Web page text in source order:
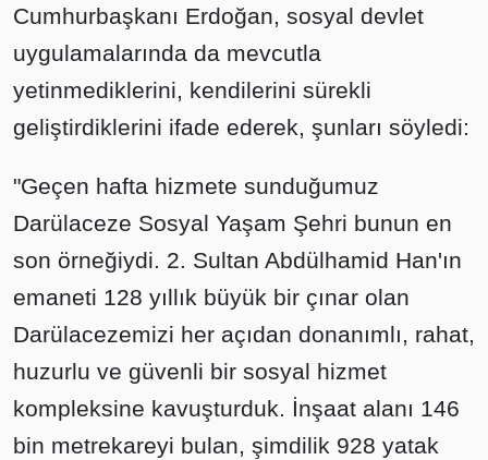
Cumhurbaşkanı Erdoğan, sosyal devlet
uygulamalarında da mevcutla
yetinmediklerini, kendilerini sürekli
geliştirdiklerini ifade ederek, şunları söyledi:
"Geçen hafta hizmete sunduğumuz
Darülaceze Sosyal Yaşam Şehri bunun en
son örneğiydi. 2. Sultan Abdülhamid Han'ın
emaneti 128 yıllık büyük bir çınar olan
Darülacezemizi her açıdan donanımlı, rahat,
huzurlu ve güvenli bir sosyal hizmet
kompleksine kavuşturduk. İnşaat alanı 146
bin metrekareyi bulan, şimdilik 928 yatak